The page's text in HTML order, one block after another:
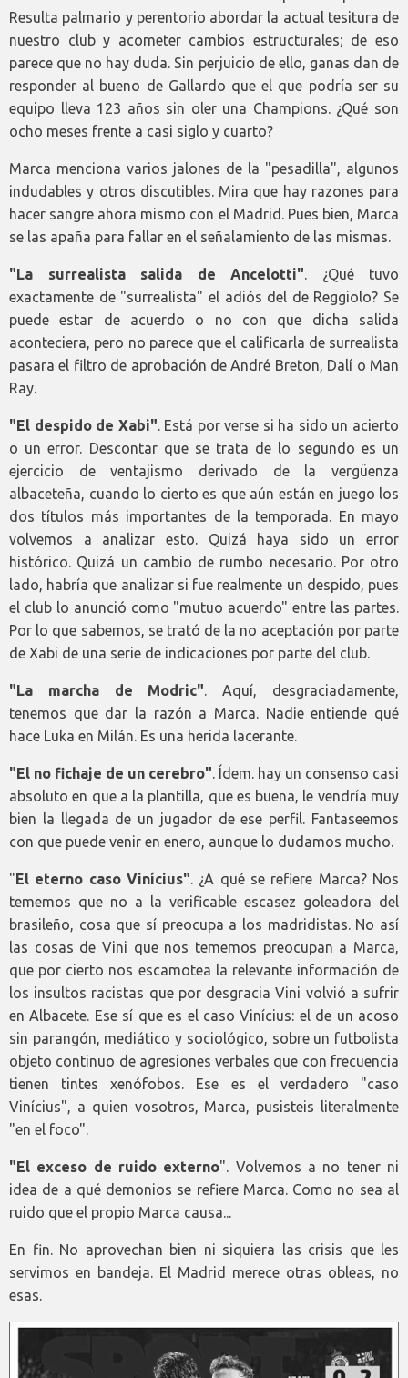
Resulta palmario y perentorio abordar la actual tesitura de
nuestro club y acometer cambios estructurales; de eso
parece que no hay duda. Sin perjuicio de ello, ganas dan de
responder al bueno de Gallardo que el que podría ser su
equipo lleva 123 años sin oler una Champions. ¿Qué son
ocho meses frente a casi siglo y cuarto?
Marca menciona varios jalones de la "pesadilla", algunos
indudables y otros discutibles. Mira que hay razones para
hacer sangre ahora mismo con el Madrid. Pues bien, Marca
se las apaña para fallar en el señalamiento de las mismas.
"La surrealista salida de Ancelotti". ¿Qué tuvo
exactamente de "surrealista" el adiós del de Reggiolo? Se
puede estar de acuerdo o no con que dicha salida
aconteciera, pero no parece que el calificarla de surrealista
pasara el filtro de aprobación de André Breton, Dalí o Man
Ray.
"El despido de Xabi". Está por verse si ha sido un acierto
o un error. Descontar que se trata de lo segundo es un
ejercicio de ventajismo derivado de la vergüenza
albaceteña, cuando lo cierto es que aún están en juego los
dos títulos más importantes de la temporada. En mayo
volvemos a analizar esto. Quizá haya sido un error
histórico. Quizá un cambio de rumbo necesario. Por otro
lado, habría que analizar si fue realmente un despido, pues
el club lo anunció como "mutuo acuerdo" entre las partes.
Por lo que sabemos, se trató de la no aceptación por parte
de Xabi de una serie de indicaciones por parte del club.
"La marcha de Modric". Aquí, desgraciadamente,
tenemos que dar la razón a Marca. Nadie entiende qué
hace Luka en Milán. Es una herida lacerante.
"El no fichaje de un cerebro". Ídem. hay un consenso casi
absoluto en que a la plantilla, que es buena, le vendría muy
bien la llegada de un jugador de ese perfil. Fantaseemos
con que puede venir en enero, aunque lo dudamos mucho.
"El eterno caso Vinícius". ¿A qué se refiere Marca? Nos
tememos que no a la verificable escasez goleadora del
brasileño, cosa que sí preocupa a los madridistas. No así
las cosas de Vini que nos tememos preocupan a Marca,
que por cierto nos escamotea la relevante información de
los insultos racistas que por desgracia Vini volvió a sufrir
en Albacete. Ese sí que es el caso Vinícius: el de un acoso
sin parangón, mediático y sociológico, sobre un futbolista
objeto continuo de agresiones verbales que con frecuencia
tienen tintes xenófobos. Ese es el verdadero "caso
Vinícius", a quien vosotros, Marca, pusisteis literalmente
"en el foco".
"El exceso de ruido externo". Volvemos a no tener ni
idea de a qué demonios se refiere Marca. Como no sea al
ruido que el propio Marca causa...
En fin. No aprovechan bien ni siquiera las crisis que les
servimos en bandeja. El Madrid merece otras obleas, no
esas.